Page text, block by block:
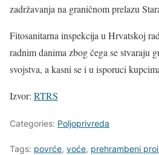
zadržavanja na graničnom prelazu
Fitosanitarna inspekcija u Hrvatskoj
radnim danima zbog čega se stvaraju
svojstva, a kasni se i u isporuci
Izvor: RTRS
Categories: Poljoprivreda
Tags: povrće, voće, prehrambeni